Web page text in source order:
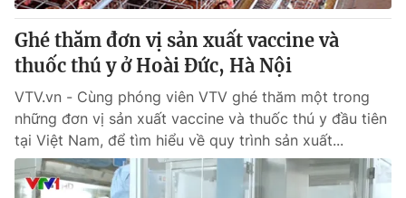
Ghé thăm đơn vị sản xuất vaccine và
thuốc thú y ở Hoài Đức, Hà Nội
VTV.vn - Cùng phóng viên VTV ghé thăm một trong
những đơn vị sản xuất vaccine và thuốc thú y đầu tiên
tại Việt Nam, để tìm hiểu về quy trình sản xuất...